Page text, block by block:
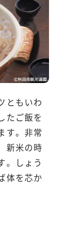
ともいわ
たご飯を
す。非常
新米の時
。しょう
体を芯か